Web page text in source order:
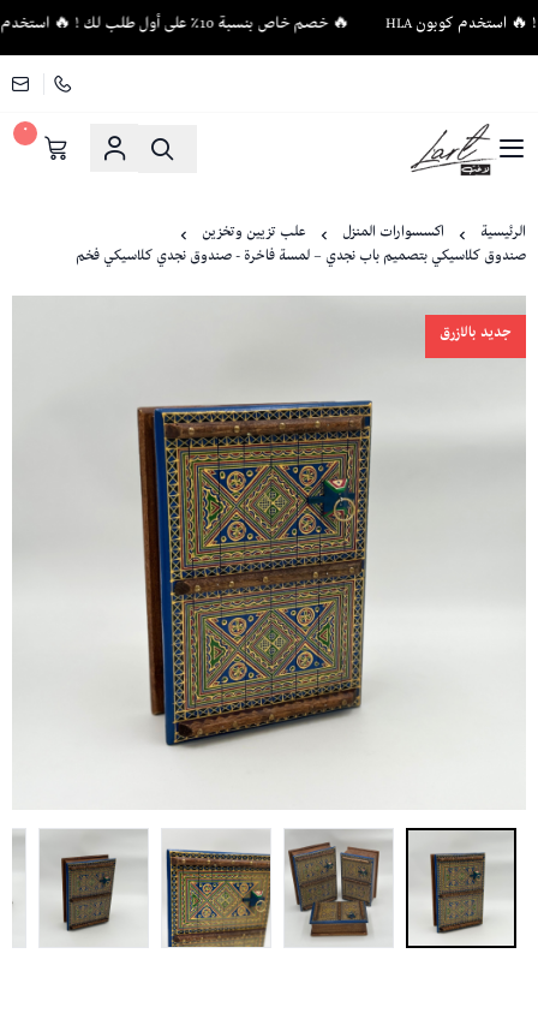
🔥 خصم خاص بنسبة 10٪ على أول طلب لك ! 🔥 استخدم كوبون HLA
لاغت - أثاث فاخر وإكسسوارات منزلية فريدة
٠
الرئيسية اكسسوارات المنزل
علب تزيين وتخزين
صندوق كلاسيكي بتصميم باب نجدي – لمسة فاخرة - صندوق نجدي كلاسيكي فخم
جديد بالازرق